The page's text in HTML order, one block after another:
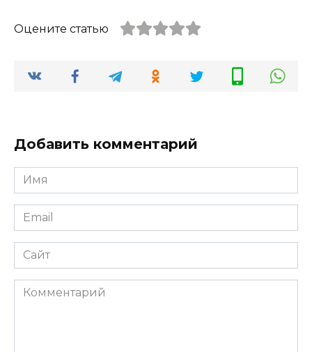
Оцените статью
Добавить комментарий
Имя
*
Email
*
Сайт
Комментарий